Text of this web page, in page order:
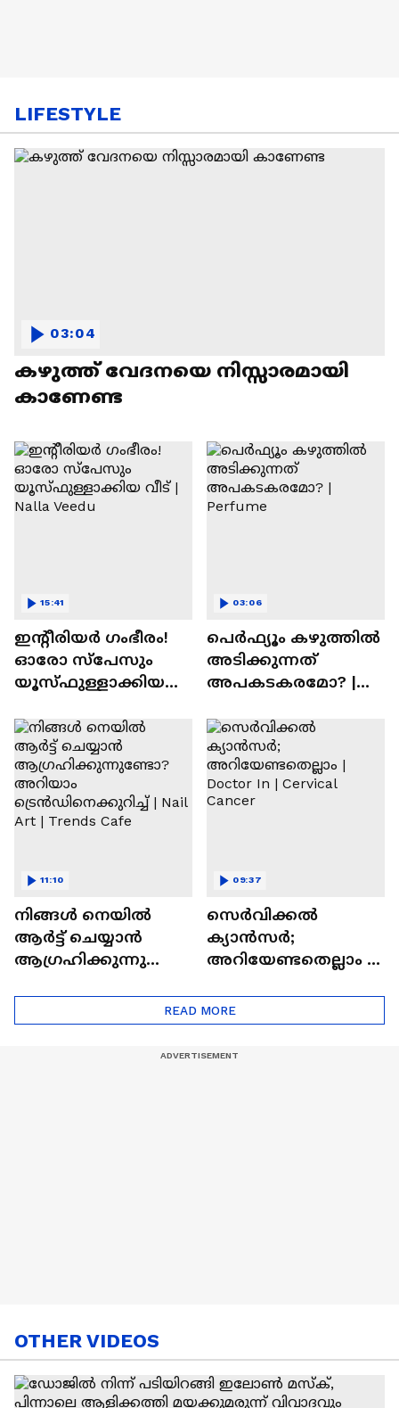
LIFESTYLE
കഴുത്ത് വേദനയെ നിസ്സാരമായി
കാണേണ്ട
03:04
ഇന്റീരിയർ ഗംഭീരം!
ഓരോ സ്‌പേസും
യൂസ്ഫുള്ളാക്കിയ
15:41
പെർഫ്യൂം കഴുത്തിൽ
അടിക്കുന്നത്
അപകടകരമോ? |
03:06
നിങ്ങൾ നെയിൽ
ആർട്ട് ചെയ്യാൻ
ആഗ്രഹിക്കുന്നുണ്ടോ
ട്രെൻഡിനെക്കുറിച്ച് |
Nail Art | Trends Cafe
11:10
സെർവിക്കൽ
ക്യാൻസർ;
അറിയേണ്ടതെല്ലാം |
Cancer
09:37
READ MORE
OTHER VIDEOS